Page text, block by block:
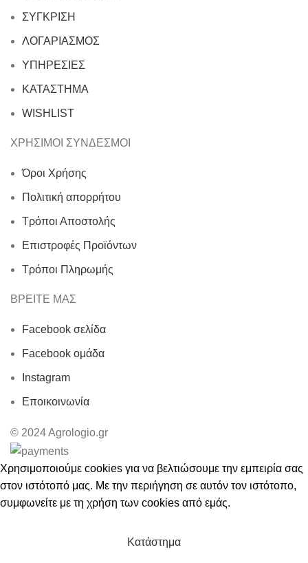
ΣΥΓΚΡΙΣΗ
ΛΟΓΑΡΙΑΣΜΟΣ
ΥΠΗΡΕΣΙΕΣ
ΚΑΤΑΣΤΗΜΑ
WISHLIST
ΧΡΗΣΙΜΟΙ ΣΥΝΔΕΣΜΟΙ
Όροι Χρήσης
Πολιτική απορρήτου
Τρόποι Αποστολής
Επιστροφές Προϊόντων
Τρόποι Πληρωμής
ΒΡΕΙΤΕ ΜΑΣ
Facebook σελίδα
Facebook ομάδα
Instagram
Εποικοινωνία
© 2024 Agrologio.gr
Χρησιμοποιούμε cookies για να βελτιώσουμε την εμπειρία σας
στον ιστότοπό μας. Με την περιήγηση σε αυτόν τον ιστότοπο,
συμφωνείτε με τη χρήση των cookies από εμάς.
Κατάστημα